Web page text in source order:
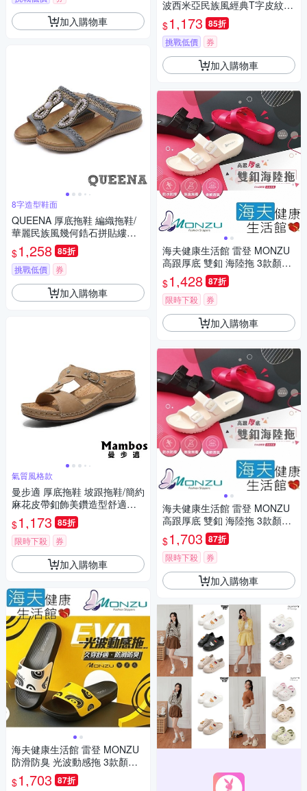
加入購物車
8字造型鞋面
QUEENA 厚底拖鞋 編織拖鞋/
華麗民族風幾何鋯石拼貼縷空
編織造型厚底拖鞋 灰
$1,258 85折
挑戰低價 券
加入購物車
氣質風格款
曼步適 厚底拖鞋 坡跟拖鞋/簡約
麻花皮帶釦飾美鑽造型舒適坡
跟厚底拖鞋 棕
$1,173 85折
限時下殺 券
加入購物車
海夫健康生活館 雷登 MONZU
防滑防臭 光波動感拖 3款顏色
任選5雙
$1,703 87折
波西米亞民族風經典T字皮紋繩
飾低跟羅馬涼鞋 黑
$1,173 85折
挑戰低價 券
加入購物車
海夫健康生活館 雷登 MONZU
高跟厚底 雙釦 海陸拖 3款顏色
任選4雙
$1,428 87折
限時下殺 券
加入購物車
海夫健康生活館 雷登 MONZU
高跟厚底 雙釦 海陸拖 3款顏色
任選5雙
$1,703 87折
限時下殺 券
加入購物車